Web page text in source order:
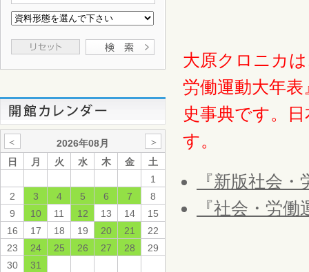
＜ 2026年08月
＞
日
月 火 水 木 金
土
1
2
3 4 5 6 7
8
9
10 11 12 13 14
15
16
17 18 19 20 21
22
23
24 25 26 27 28
29
30
31
大原クロニカ
労働運動大年
史事典です。
す。
『新版社会
『社会・労